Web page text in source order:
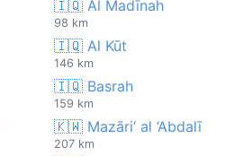
🇮🇶 Al Madīnah
98 km
🇮🇶 Al Kūt
146 km
🇮🇶 Basrah
159 km
🇰🇼 Mazāri‘ al ‘Abdalī
207 km